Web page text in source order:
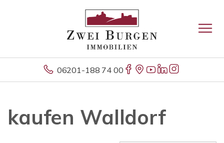
06201-188 74 00
kaufen Walldorf